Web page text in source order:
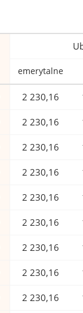
emerytalne
2 230,16
2 230,16
2 230,16
2 230,16
2 230,16
2 230,16
2 230,16
2 230,16
2 230,16